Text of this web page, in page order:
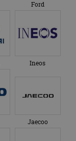
Ford
Ineos
Jaecoo